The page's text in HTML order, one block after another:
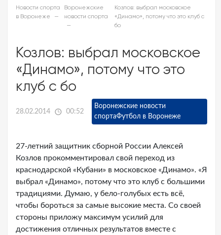
Новости спорта
в Воронеже
Воронежские
новости спорта
Козлов: выбрал московское
«Динамо», потому что это клуб с
бо
Козлов: выбрал московское
«Динамо», потому что это
клуб с бо
28.02.2014 00:52
Воронежские новости
спортаФутбол в Воронеже
27-летний защитник сборной России Алексей
Козлов прокомментировал свой переход из
краснодарской «Кубани» в московское «Динамо». «Я
выбрал «Динамо», потому что это клуб с большими
традициями. Думаю, у бело-голубых есть всё,
чтобы бороться за самые высокие места. Со своей
стороны приложу максимум усилий для
достижения отличных результатов вместе с